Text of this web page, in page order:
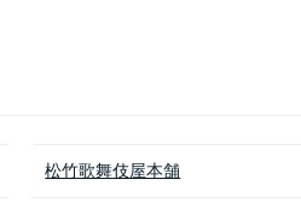
松竹歌舞伎屋本舗